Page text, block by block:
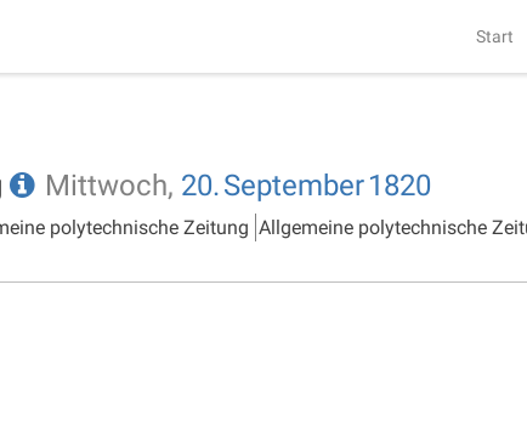
Start
Mittwoch, 20.September1820
polytechnische Zeitung Allgemeine polytechnische